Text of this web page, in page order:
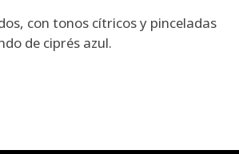
con tonos cítricos y pinceladas
de ciprés azul.